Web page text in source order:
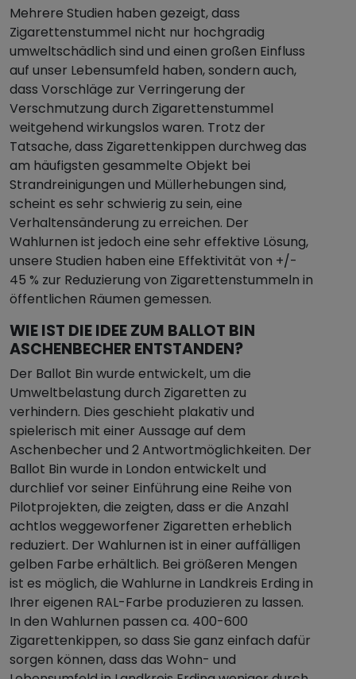
Mehrere Studien haben gezeigt, dass
Zigarettenstummel nicht nur hochgradig
umweltschädlich sind und einen großen Einfluss
auf unser Lebensumfeld haben, sondern auch,
dass Vorschläge zur Verringerung der
Verschmutzung durch Zigarettenstummel
weitgehend wirkungslos waren. Trotz der
Tatsache, dass Zigarettenkippen durchweg das
am häufigsten gesammelte Objekt bei
Strandreinigungen und Müllerhebungen sind,
scheint es sehr schwierig zu sein, eine
Verhaltensänderung zu erreichen. Der
Wahlurnen ist jedoch eine sehr effektive Lösung,
unsere Studien haben eine Effektivität von +/-
45 % zur Reduzierung von Zigarettenstummeln in
öffentlichen Räumen gemessen.
WIE IST DIE IDEE ZUM BALLOT BIN
ASCHENBECHER ENTSTANDEN?
Der Ballot Bin wurde entwickelt, um die
Umweltbelastung durch Zigaretten zu
verhindern. Dies geschieht plakativ und
spielerisch mit einer Aussage auf dem
Aschenbecher und 2 Antwortmöglichkeiten. Der
Ballot Bin wurde in London entwickelt und
durchlief vor seiner Einführung eine Reihe von
Pilotprojekten, die zeigten, dass er die Anzahl
achtlos weggeworfener Zigaretten erheblich
reduziert. Der Wahlurnen ist in einer auffälligen
gelben Farbe erhältlich. Bei größeren Mengen
ist es möglich, die Wahlurne in Landkreis Erding in
Ihrer eigenen RAL-Farbe produzieren zu lassen.
In den Wahlurnen passen ca. 400-600
Zigarettenkippen, so dass Sie ganz einfach dafür
sorgen können, dass das Wohn- und